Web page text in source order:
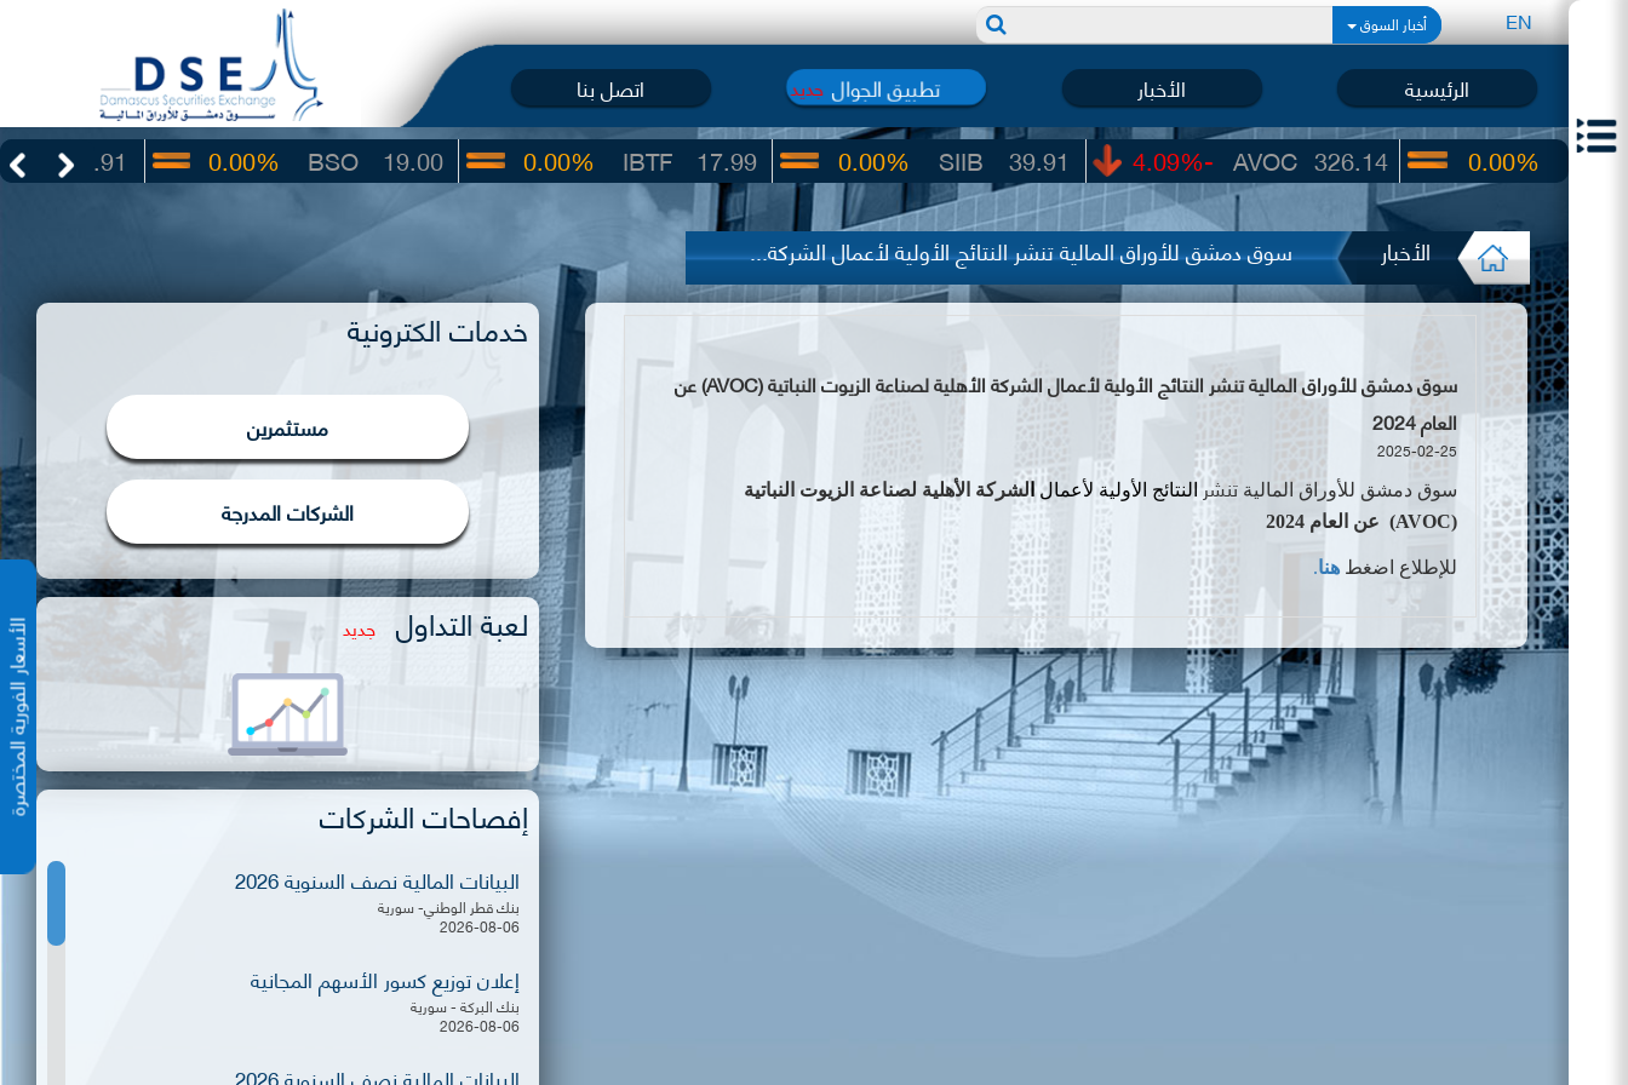
EN أخبار السوق
الرئيسية الأخبار تطبيق الجوال جديد اتصل بنا
19.00
BSO
0.00% 17.99
IBTF
0.00% 39.91
SIIB
0.00% 326.14
AVOC
-4.09% 22.65
UIC
0.00%
الأخبار سوق دمشق للأوراق المالية تنشر النتائج الأولية لأعمال الشركة...
الأسعار
سوق دمشق للأوراق المالية تنشر النتائج الأولية لأعمال الشركة الأهلية لصناعة الزيوت النباتية (AVOC) عن
العام 2024
2025-02-25
سوق دمشق للأوراق المالية تنشر النتائج الأولية لأعمالالشركة الأهلية لصناعة الزيوت النباتية
(AVOC)
عن العام 2024
للإطلاع اضغط هنا.
خدمات الكترونية
مستثمرين
الشركات المدرجة
لعبة التداول جديد
إفصاحات الشركات
البيانات المالية نصف السنوية 2026
بنك قطر الوطني- سورية
2026-08-06
إعلان توزيع كسور الأسهم المجانية
بنك البركة - سورية
2026-08-06